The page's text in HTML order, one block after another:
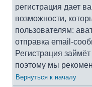
регистрация дает
возможности,
пользователям:
отправка email-
Регистрация
поэтому мы
Вернуться к началу